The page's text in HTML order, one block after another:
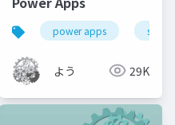
power automate sharepoint
power apps
よう 29K